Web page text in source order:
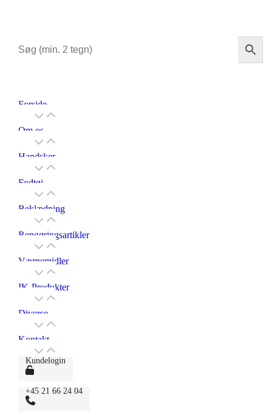
Forside
Om os
Handsker
Fodtøj
Beklædning
Rengøringsartikler
Værnemidler
IK-Produkter
Diverse
Kontakt
Kundelogin
+45 21 66 24 04